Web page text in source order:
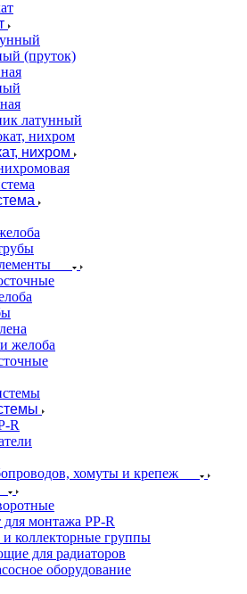
(пруток)
латунный
нихром
желоба
R
хомуты и крепеж
монтажа PP-R
коллекторные группы
для радиаторов
оборудование